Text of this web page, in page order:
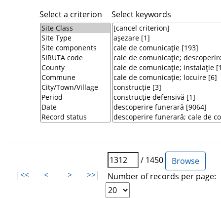
Select a criterion Select keywords
|<< < > >>|
/ 1450
Number of records per page: